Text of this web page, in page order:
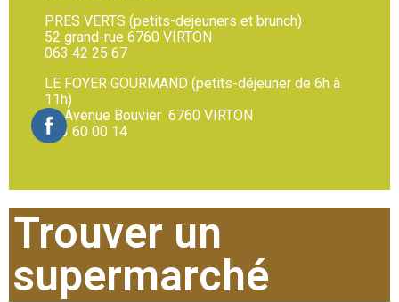
PRES VERTS (petits-dejeuners et brunch)
52 grand-rue 6760 VIRTON
063 42 25 67
LE FOYER GOURMAND (petits-déjeuner de 6h à
11h)
12 Avenue Bouvier 6760 VIRTON
063 60 00 14
Trouver un
supermarché